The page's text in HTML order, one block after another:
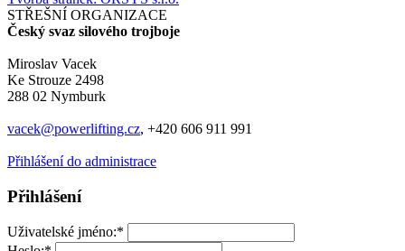
STŘEŠNÍ ORGANIZACE
Český svaz silového trojboje
Miroslav Vacek
Ke Strouze 2498
288 02 Nymburk
vacek@powerlifting.cz, +420 606 911 991
Přihlášení do administrace
Přihlášení
Uživatelské jméno:*